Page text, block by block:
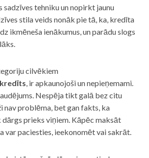
tehniku un nopirkt jaunu
stila veids nonāk pie tā, ka, kredīta
ikmēneša ienākumus, un parādu slogs
cilvēkiem
kredīts, ir apkaunojoši un nepieņemami.
Nespēja tikt galā bez citu
nav problēma, bet gan fakts, ka
prieks viņiem. Kāpēc maksāt
var paciesties, ieekonomēt vai sakrāt.